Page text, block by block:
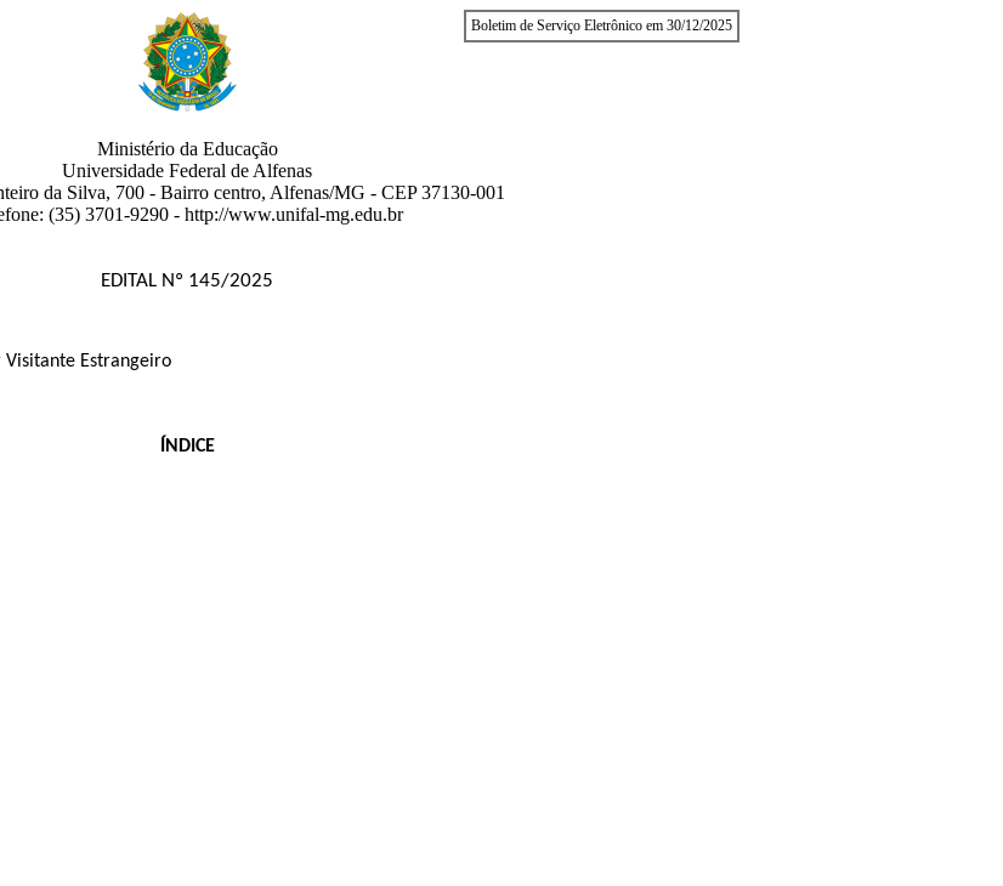
Boletim de Serviço Eletrônico em 30/12/2025
Ministério da Educação
Universidade Federal de Alfenas
da Silva, 700 - Bairro centro, Alfenas/MG - CEP 37130-001
(35) 3701-9290- http://www.unifal-mg.edu.br
EDITAL Nº 145/2025
Visitante Estrangeiro
ÍNDICE